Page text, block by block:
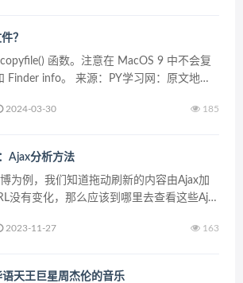
？
函数。注意在 MacOS 9 中不会复
Finder info。 来源：PY学习网：原文地
2024-03-30 185
Ajax分析方法
为例，我们知道拖动刷新的内容由Ajax加
没有变化，那么应该到哪里去查看这些Ajax
为例来介绍。 首...
2023-11-27 163
天王巨星周杰伦的音乐